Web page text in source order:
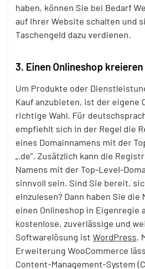
haben, können Sie bei Bedarf
auf Ihrer Website schalten und
Taschengeld dazu verdienen.
3. Einen Onlineshop kreieren
Um Produkte oder
Kauf anzubieten, ist der eigene
richtige Wahl. Für
empfiehlt sich in der Regel die
eines Domainnamens mit der
„.de“. Zusätzlich kann die
Namens mit der Top-Level-
sinnvoll sein. Sind Sie bereit,
einzulesen? Dann haben Sie die
einen Onlineshop in Eigenregie
kostenlose, zuverlässige und
Softwarelösung ist WordPress.
Erweiterung WooCommerce
Content-Management-System